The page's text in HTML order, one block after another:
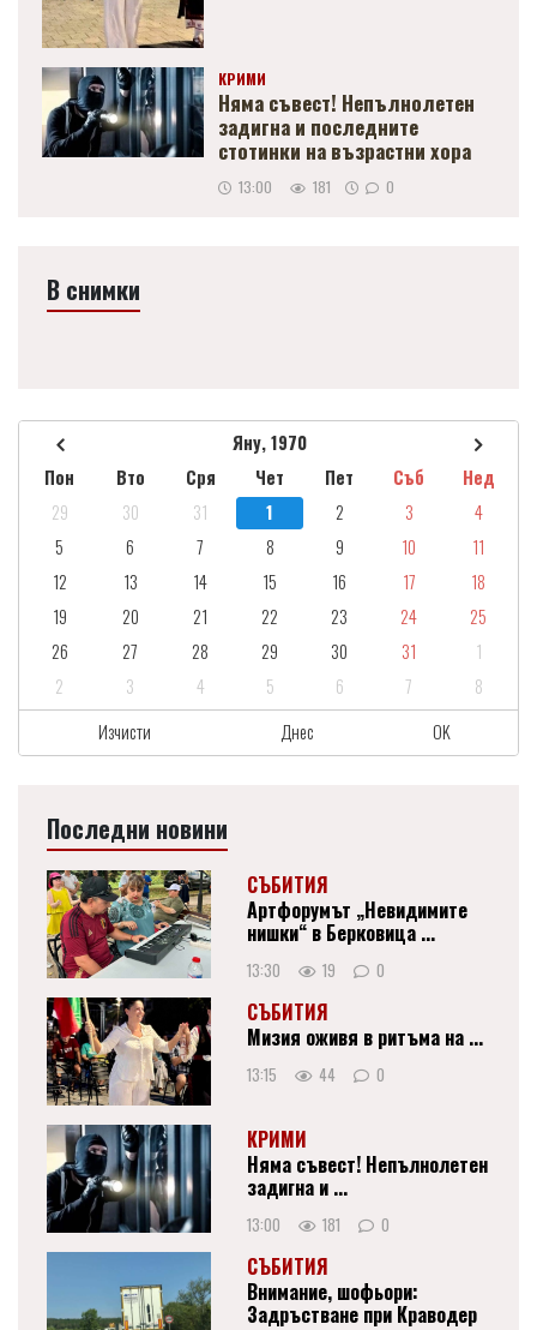
КРИМИ
Няма съвест! Непълнолетен
задигна и последните
стотинки на възрастни хора
13:00 181 0
В снимки
Яну, 1970
Пон
Вто Сря Чет Пет Съб
Нед
29
30 31 1 2 3
4
5
6 7 8 9 10
11
12
13 14 15 16 17
18
19
20 21 22 23 24
25
26
27 28 29 30 31
1
2
3 4 5 6 7
8
Изчисти
Днес OK
Последни новини
СЪБИТИЯ
Артфорумът „Невидимите
нишки“ в Берковица ...
13:30 19 0
СЪБИТИЯ
Мизия оживя в ритъма на ...
13:15 44 0
КРИМИ
Няма съвест! Непълнолетен
задигна и ...
13:00 181 0
СЪБИТИЯ
Внимание, шофьори:
Задръстване при Краводер